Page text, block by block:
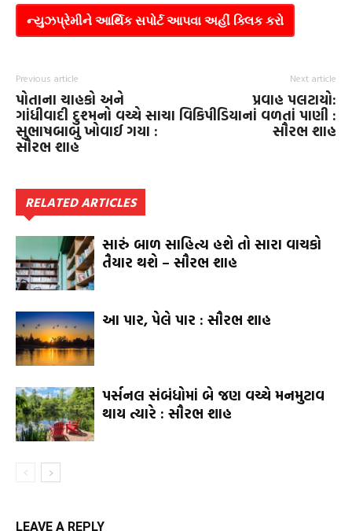
ન્યુઝપ્રેમીને આર્થિક સપોર્ટ આપવા અહીં ક્લિક કરો
Previous article
પોતાના ચાહકો અને
ગાંધીવાદી દુશ્મનો વચ્ચે સાચા
સુભાષબાબુ ખોવાઈ ગયા :
સૌરભ શાહ
Next article
પ્રવાહ પલટાયો:
વિકિપીડિયાનાં વળતાં પાણી :
સૌરભ શાહ
RELATED ARTICLES
સારું બાળ સાહિત્ય હશે તો સારા વાચકો
તૈયાર થશે – સૌરભ શાહ
આ પાર, પેલે પાર : સૌરભ શાહ
પર્સનલ સંબંધોમાં બે જણ વચ્ચે મનમુટાવ
થાય ત્યારે : સૌરભ શાહ
LEAVE A REPLY